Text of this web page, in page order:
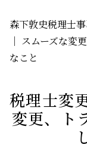
森下敦史税理士
｜ スムーズな変
なこと
税理士変
変更、ト